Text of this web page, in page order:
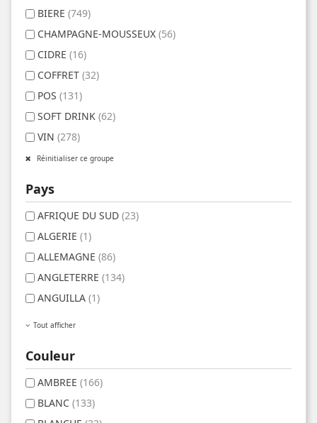
BIERE (749)
CHAMPAGNE-MOUSSEUX (56)
CIDRE (16)
COFFRET (32)
POS (131)
SOFT DRINK (62)
VIN (278)
Réinitialiser ce groupe
Pays
AFRIQUE DU SUD (23)
ALGERIE (1)
ALLEMAGNE (86)
ANGLETERRE (134)
ANGUILLA (1)
Tout afficher
Couleur
AMBREE (166)
BLANC (133)